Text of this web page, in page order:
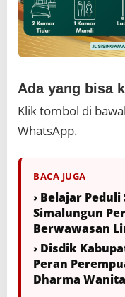
Ada yang bisa
Klik tombol di
WhatsApp.
BACA JUGA
› Belajar
Simalungun
Berwawasan
› Disdik
Peran
Dharma